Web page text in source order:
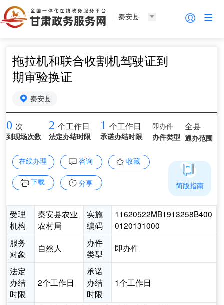
秦安县
拖拉机和联合收割机驾驶证到
期审验换证
秦安县
0 次
到现场次数
2 个工作日
法定办结时限
1 个工作日
承诺办结时限
即办件
办件类型
全县
通办范围
在线办理 咨询 收藏
下载 分享
受理
机构
秦安县农业
农村局
实施
编码
11620522MB1913258B400
0120131000
服务
对象
自然人
办件
类型
即办件
法定
办结
时限
2个工作日
承诺
办结
时限
1个工作日
简版指南